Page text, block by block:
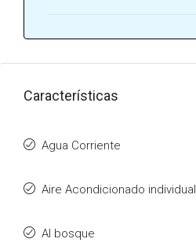
Características
Agua Corriente
Aire Acondicionado individual
Al bosque